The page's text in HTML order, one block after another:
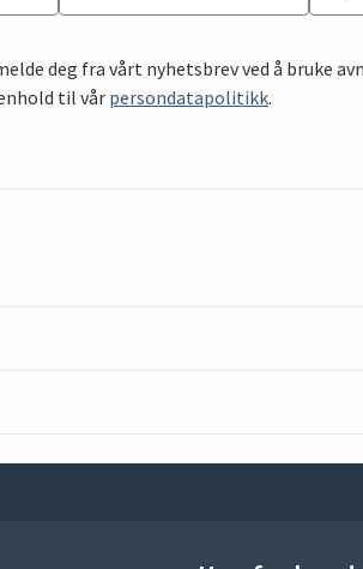
deg fra vårt nyhetsbrev ved å bruke
til vårpersondatapolitikk.